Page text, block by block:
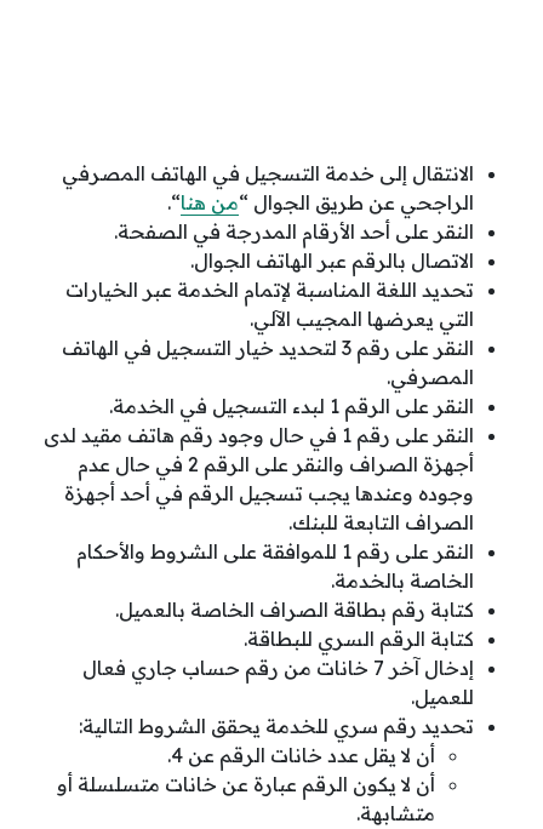
الانتقال إلى خدمة التسجيل في الهاتف المصرفي
الراجحي عن طريق الجوال “من هنا“.
النقر على أحد الأرقام المدرجة في الصفحة.
الاتصال بالرقم عبر الهاتف الجوال.
تحديد اللغة المناسبة لإتمام الخدمة عبر الخيارات
التي يعرضها المجيب الآلي.
النقر على رقم 3 لتحديد خيار التسجيل في الهاتف
المصرفي.
النقر على الرقم 1 لبدء التسجيل في الخدمة.
النقر على رقم 1 في حال وجود رقم هاتف مقيد لدى
أجهزة الصراف والنقر على الرقم 2 في حال عدم
وجوده وعندها يجب تسجيل الرقم في أحد أجهزة
الصراف التابعة للبنك.
النقر على رقم 1 للموافقة على الشروط والأحكام
الخاصة بالخدمة.
كتابة رقم بطاقة الصراف الخاصة بالعميل.
كتابة الرقم السري للبطاقة.
إدخال آخر 7 خانات من رقم حساب جاري فعال
للعميل.
تحديد رقم سري للخدمة يحقق الشروط التالية:
أن لا يقل عدد خانات الرقم عن 4.
أن لا يكون الرقم عبارة عن خانات متسلسلة أو
متشابهة.